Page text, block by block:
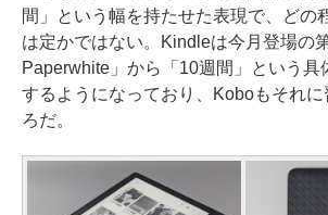
間」という幅を持たせた表現で、どの
は定かではない。Kindleは今月登場の
Paperwhite」から「10週間」という具
するようになっており、Koboもそれに
ろだ。